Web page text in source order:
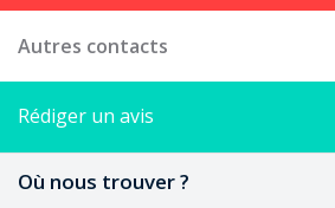
Autres contacts
Rédiger un avis
Où nous trouver ?